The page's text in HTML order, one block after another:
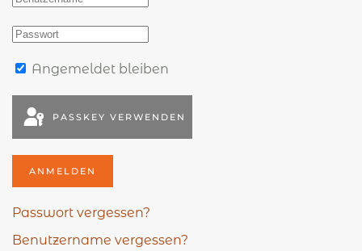
Angemeldet bleiben
PASSKEY VERWENDEN
ANMELDEN
Passwort vergessen?
Benutzername vergessen?